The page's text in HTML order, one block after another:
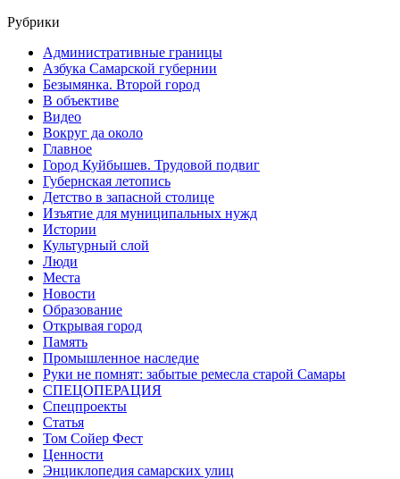
Рубрики
Административные границы
Азбука Самарской губернии
Безымянка. Второй город
В объективе
Видео
Вокруг да около
Главное
Город Куйбышев. Трудовой подвиг
Губернская летопись
Детство в запасной столице
Изъятие для муниципальных нужд
Истории
Культурный слой
Люди
Места
Новости
Образование
Открывая город
Память
Промышленное наследие
Руки не помнят: забытые ремесла старой Самары
СПЕЦОПЕРАЦИЯ
Спецпроекты
Статья
Том Сойер Фест
Ценности
Энциклопедия самарских улиц